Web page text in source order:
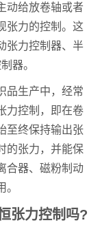
动给放卷轴或者
张力的控制。这
张力控制器、半
器。
品生产中，经常
力控制，即在卷
至终保持输出张
的张力，并能保
合器、磁粉制动
张力控制吗?